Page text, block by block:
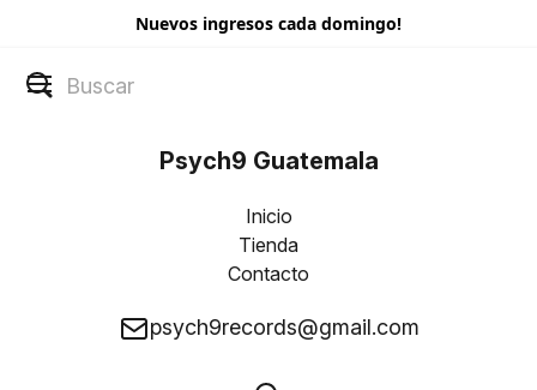
Nuevos ingresos cada domingo!
Psych9 Guatemala
Inicio
Tienda
Contacto
psych9records@gmail.com